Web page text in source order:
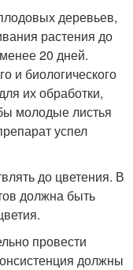
деревьев,
растения до
20 дней.
и биологического
их обработки,
молодые листья
успел
до цветения. В
должна быть
провести
должны